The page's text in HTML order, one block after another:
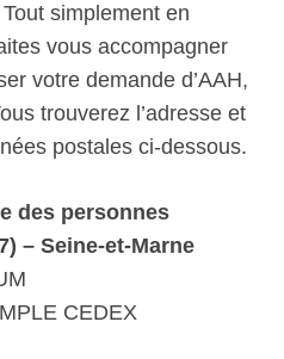
simplement en
vous accompagner
votre demande d’AAH,
trouverez l’adresse et
postales ci-dessous.
des personnes
– Seine-et-Marne
CEDEX